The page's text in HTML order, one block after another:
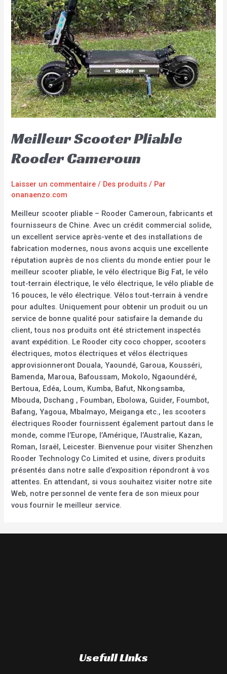
Meilleur Scooter Pliable
Rooder Cameroun
Laisser un commentaire / Des produits / Par
onanaenzo.com
Meilleur scooter pliable – Rooder Cameroun, fabricants et
fournisseurs de Chine. Avec un crédit commercial solide,
un excellent service après-vente et des installations de
fabrication modernes, nous avons acquis une excellente
réputation auprès de nos clients du monde entier pour le
meilleur scooter pliable, le vélo électrique Big Fat, le vélo
tout-terrain électrique, le vélo électrique, le vélo pliable de
16 pouces, le vélo électrique. Vélos tout-terrain à vendre
pour adultes. Uniquement pour obtenir un produit ou un
service de bonne qualité pour satisfaire la demande du
client, tous nos produits ont été strictement inspectés
avant expédition. Le Rooder city coco chopper, scooters
électriques, motos électriques et vélos électriques
approvisionneront Douala, Yaoundé, Garoua, Kousséri,
Bamenda, Maroua, Bafoussam, Mokolo, Ngaoundéré,
Bertoua, Edéa, Loum, Kumba, Bafut, Nkongsamba,
Mbouda, Dschang , Foumban, Ebolowa, Guider, Foumbot,
Bafang, Yagoua, Mbalmayo, Meiganga etc., les scooters
électriques Rooder fournissent également partout dans le
monde, comme l’Europe, l’Amérique, l’Australie, Kazan,
Roman, Israël, Leicester. Bienvenue pour visiter Shenzhen
Rooder Technology Co Limited et usine, divers produits
présentés dans notre salle d’exposition répondront à vos
attentes. En attendant, si vous souhaitez visiter notre site
Web, notre personnel de vente fera de son mieux pour
vous fournir le meilleur service.
Usefull Links